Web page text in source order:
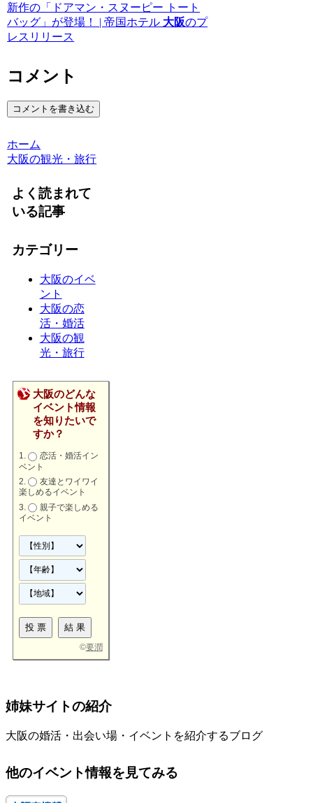
新作の「ドアマン・スヌーピー トート
バッグ」が登場！ | 帝国ホテル 大阪のプ
レスリリース
コメント
コメントを書き込む
ホーム
大阪の観光・旅行
よく読まれて
いる記事
カテゴリー
大阪のイベ
ント
大阪の恋
活・婚活
大阪の観
光・旅行
大阪のどんな
イベント情報
を知りたいで
すか？
恋活・婚活イン
ベント
友達とワイワイ
楽しめるイベント
親子で楽しめる
イベント
©要潤
姉妹サイトの紹介
大阪の婚活・出会い場・イベントを紹介するブログ
他のイベント情報を見てみる